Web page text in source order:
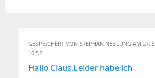
GESPEICHERT VON STEPHAN NEBLUNG AM 27.
10:52
Hallo Claus,Leider habe ich